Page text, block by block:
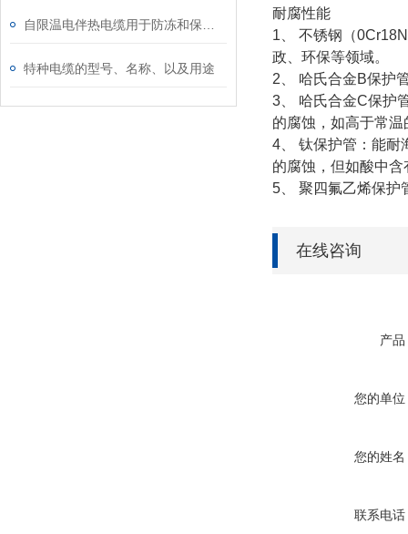
特种电缆的型号、名称、以及用途
耐腐性能
1、 不锈钢（
政、环保等领域。
2、 哈氏合金B保护
3、 哈氏合金C保护
的腐蚀，如高于常
4、 钛保护管：能耐
的腐蚀，但如酸中
5、 聚四氟乙烯保护
在线咨询
产品
您的单位
您的姓名
联系电话